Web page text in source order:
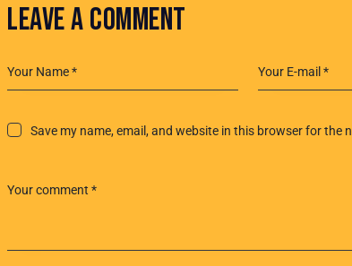
LEAVE A COMMENT
Save my name, email, and website in this browser for the